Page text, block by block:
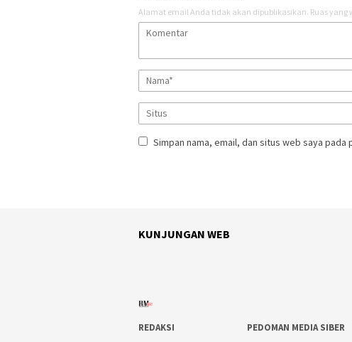
Alamat email Anda tidak akan dipublikasikan. Ruas
Simpan nama, email, dan situs web saya
KUNJUNGAN WEB
REDAKSI PEDOMAN MEDIA SIBER